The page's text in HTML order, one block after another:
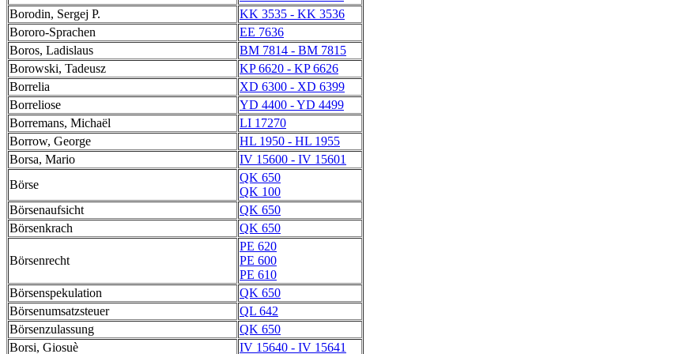
Borodin, Sergej P.
KK 3535 - KK 3536
Bororo-Sprachen
EE 7636
Boros, Ladislaus
BM 7814 - BM 7815
Borowski, Tadeusz
KP 6620 - KP 6626
Borrelia
XD 6300 - XD 6399
Borreliose
YD 4400 - YD 4499
Borremans, Michaël
LI 17270
Borrow, George
HL 1950 - HL 1955
Borsa, Mario
IV 15600 - IV 15601
Börse
QK 650
QK 100
Börsenaufsicht
QK 650
Börsenkrach
QK 650
Börsenrecht
PE 620
PE 600
PE 610
Börsenspekulation
QK 650
Börsenumsatzsteuer
QL 642
Börsenzulassung
QK 650
Borsi, Giosuè
IV 15640 - IV 15641